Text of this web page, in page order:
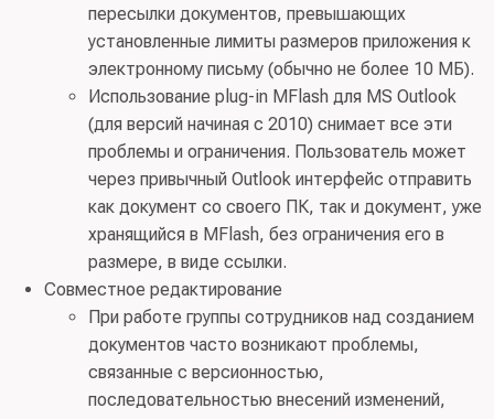
пересылки документов, превышающих
установленные лимиты размеров приложения к
электронному письму (обычно не более 10 МБ).
Использование plug-in MFlash для MS Outlook
(для версий начиная с 2010) снимает все эти
проблемы и ограничения. Пользователь может
через привычный Outlook интерфейс отправить
как документ со своего ПК, так и документ, уже
хранящийся в MFlash, без ограничения его в
размере, в виде ссылки.
Совместное редактирование
При работе группы сотрудников над созданием
документов часто возникают проблемы,
связанные с версионностью,
последовательностью внесений изменений,